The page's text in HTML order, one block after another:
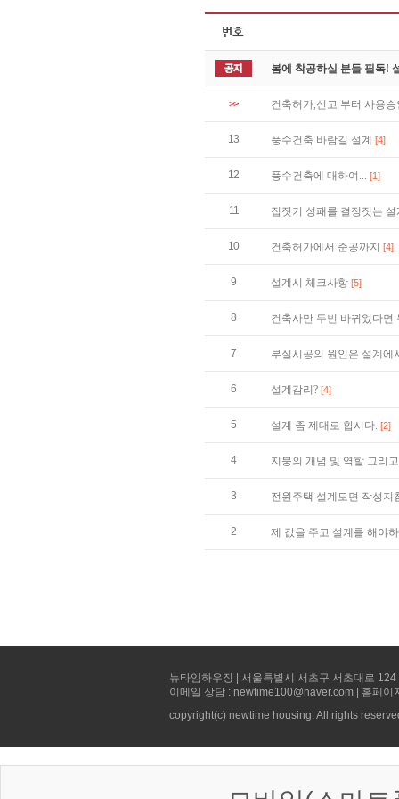
봄에 착공하실 분들 필독!
>> 건축허가,신고 부터 사용
13 풍수건축 바람길 설계 [4]
12 풍수건축에 대하여... [1]
11 집짓기 성패를 결정짓는 설
10 건축허가에서 준공까지 [4]
9 설계시 체크사항 [5]
8 건축사만 두번 바뀌었다면
7 부실시공의 원인은 설계에
6 설계감리? [4]
5 설계 좀 제대로 합시다. [2]
4 지붕의 개념 및 역할 그리
3 전원주택 설계도면 작성지
2 제 값을 주고 설계를 해야
뉴타임하우징 | 서울특별시 서초구 서초대로
이메일 상담 : newtime100@naver.com | 홈페
copyright(c) newtime housing. All rights